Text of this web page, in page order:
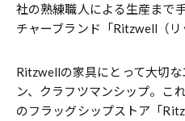
社の熟練職人による生産まで
チャーブランド「Ritzwell（リ
Ritzwellの家具にとって大切
ン、クラフツマンシップ。こ
のフラッグシップストア「